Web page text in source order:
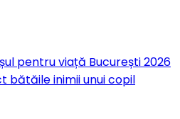
pentru viață București 2026
bătăile inimii unui copil